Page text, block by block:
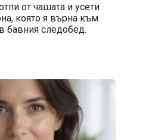
от чашата и усети
която я върна към
бавния следобед.